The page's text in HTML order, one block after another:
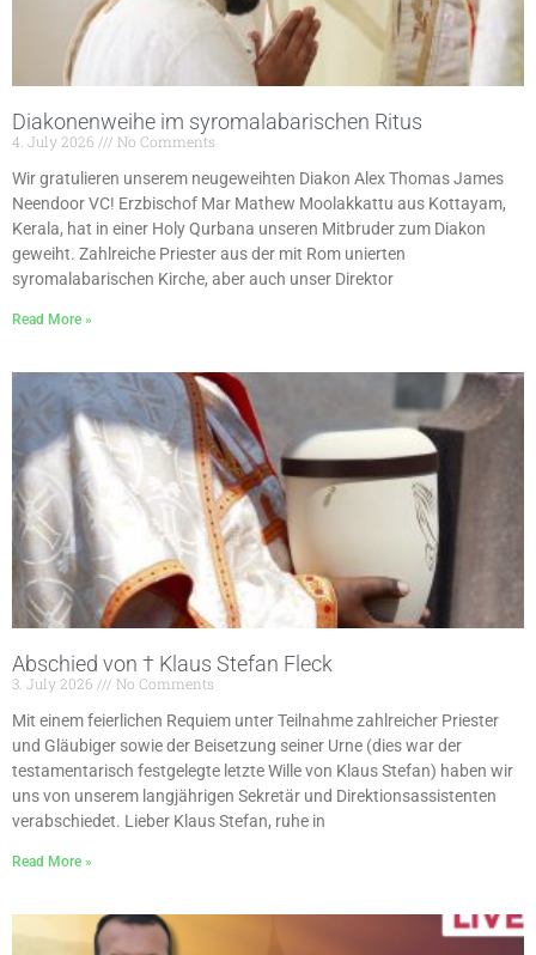
Diakonenweihe im syromalabarischen Ritus
4. July 2026
No Comments
Wir gratulieren unserem neugeweihten Diakon Alex Thomas James
Neendoor VC! Erzbischof Mar Mathew Moolakkattu aus Kottayam,
Kerala, hat in einer Holy Qurbana unseren Mitbruder zum Diakon
geweiht. Zahlreiche Priester aus der mit Rom unierten
syromalabarischen Kirche, aber auch unser Direktor
Read More »
Abschied von † Klaus Stefan Fleck
3. July 2026
No Comments
Mit einem feierlichen Requiem unter Teilnahme zahlreicher Priester
und Gläubiger sowie der Beisetzung seiner Urne (dies war der
testamentarisch festgelegte letzte Wille von Klaus Stefan) haben wir
uns von unserem langjährigen Sekretär und Direktionsassistenten
verabschiedet. Lieber Klaus Stefan, ruhe in
Read More »